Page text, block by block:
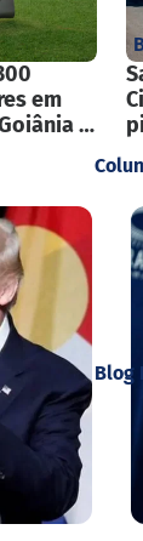
Blog
em
e